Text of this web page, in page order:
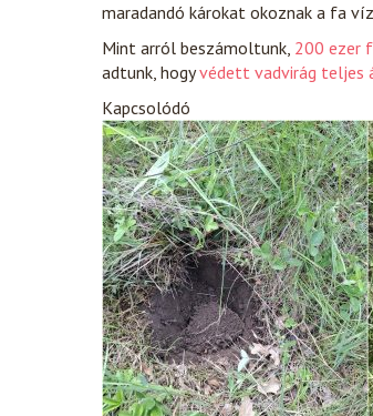
maradandó károkat okoznak a fa
Mint arról beszámoltunk, 200 ezer
adtunk, hogyvédett vadvirág teljes
Kapcsolódó